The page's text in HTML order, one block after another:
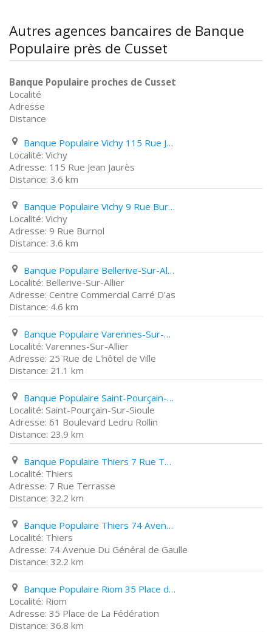
Autres agences bancaires de Banque
Populaire près de Cusset
Banque Populaire proches de Cusset
Localité
Adresse
Distance
Banque Populaire Vichy 115 Rue Jean Jaurès
Vichy
115 Rue Jean Jaurès
3.6 km
Banque Populaire Vichy 9 Rue Burnol
Vichy
9 Rue Burnol
3.6 km
Banque Populaire Bellerive-Sur-Allier Centre Commercial Carré D'as
Bellerive-Sur-Allier
Centre Commercial Carré D'as
4.6 km
Banque Populaire Varennes-Sur-Allier 25 Rue de L'hôtel de Ville
Varennes-Sur-Allier
25 Rue de L'hôtel de Ville
21.1 km
Banque Populaire Saint-Pourçain-Sur-Sioule 61 Boulevard Ledru Rollin
Saint-Pourçain-Sur-Sioule
61 Boulevard Ledru Rollin
23.9 km
Banque Populaire Thiers 7 Rue Terrasse
Thiers
7 Rue Terrasse
32.2 km
Banque Populaire Thiers 74 Avenue Du Général de Gaulle
Thiers
74 Avenue Du Général de Gaulle
32.2 km
Banque Populaire Riom 35 Place de La Fédération
Riom
35 Place de La Fédération
36.8 km